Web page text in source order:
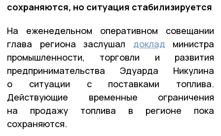
сохраняются, но ситуация стабилизируется
На еженедельном оперативном совещании
глава региона заслушал доклад министра
промышленности, торговли и развития
предпринимательства Эдуарда Никулина
о ситуации с поставками топлива.
Действующие временные ограничения
на продажу топлива в регионе пока
сохраняются.